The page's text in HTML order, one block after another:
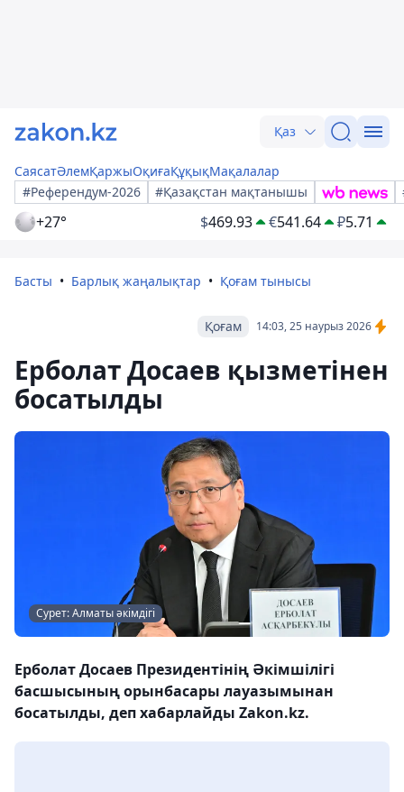
Қаз
СаясатӘлемҚаржыОқиғаҚұқықМақалалар
#Референдум-2026
#Қазақстан мақтанышы
+27° $469.93 €541.64 ₽5.71
Басты Барлық жаңалықтар Қоғам тынысы
14:03, 25 наурыз 2026
Қоғам
Ерболат Досаев қызметінен
босатылды
Сурет: Алматы әкімдігі
Ерболат Досаев Президентінің Әкімшілігі
басшысының орынбасары лауазымынан
босатылды, деп хабарлайды Zakon.kz.